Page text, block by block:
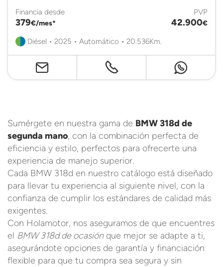
Financia desde
379€/mes*
PVP
42.900€
Diésel • 2025 • Automático • 20.536Km.
Sumérgete en nuestra gama de BMW 318d de
segunda mano, con la combinación perfecta de
eficiencia y estilo, perfectos para ofrecerte una
experiencia de manejo superior.
Cada BMW 318d en nuestro catálogo está diseñado
para llevar tu experiencia al siguiente nivel, con la
confianza de cumplir los estándares de calidad más
exigentes.
Con Holamotor, nos aseguramos de que encuentres
el BMW 318d de ocasiónque mejor se adapte a ti,
asegurándote opciones de garantía y financiación
flexible para que tu compra sea segura y sin